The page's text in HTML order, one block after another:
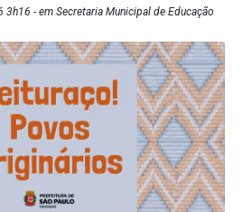
- em Secretaria Municipal de Educação